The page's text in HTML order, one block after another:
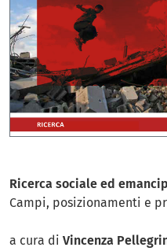
Ricerca sociale ed
Campi, posizionamenti
a cura di Vincenza